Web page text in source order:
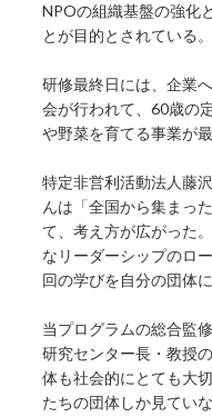
NPOの組織基盤の強化
とが目的とされている。
研修最終日には、企業
会が行われて、60歳の
や野菜を育てる事業が
特定非営利活動法人藤
んは「全国から集まっ
て、考え方が広がった
なリーダーシップのロ
回の学びを自分の団体
当プログラムの総合監
研究センター長・教授
体も社会的にとても大
たちの団体しか見てい